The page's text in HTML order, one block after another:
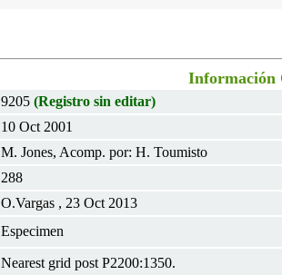
Información
9205 (Registro sin editar)
10 Oct 2001
M. Jones, Acomp. por: H. Toumisto
288
O.Vargas , 23 Oct 2013
Especimen
Nearest grid post P2200:1350.